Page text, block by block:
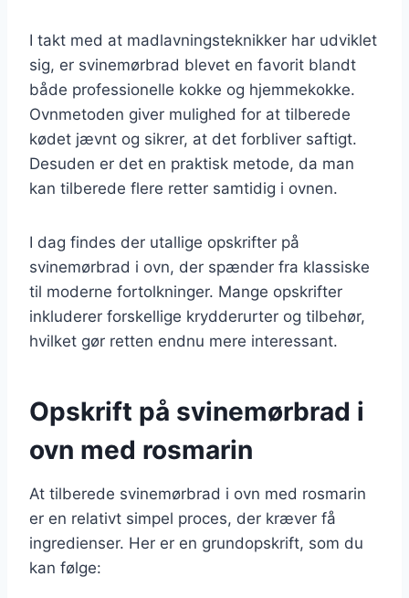
I takt med at madlavningsteknikker har udviklet
sig, er svinemørbrad blevet en favorit blandt
både professionelle kokke og hjemmekokke.
Ovnmetoden giver mulighed for at tilberede
kødet jævnt og sikrer, at det forbliver saftigt.
Desuden er det en praktisk metode, da man
kan tilberede flere retter samtidig i ovnen.
I dag findes der utallige opskrifter på
svinemørbrad i ovn, der spænder fra klassiske
til moderne fortolkninger. Mange opskrifter
inkluderer forskellige krydderurter og tilbehør,
hvilket gør retten endnu mere interessant.
Opskrift på svinemørbrad i
ovn med rosmarin
At tilberede svinemørbrad i ovn med rosmarin
er en relativt simpel proces, der kræver få
ingredienser. Her er en grundopskrift, som du
kan følge: